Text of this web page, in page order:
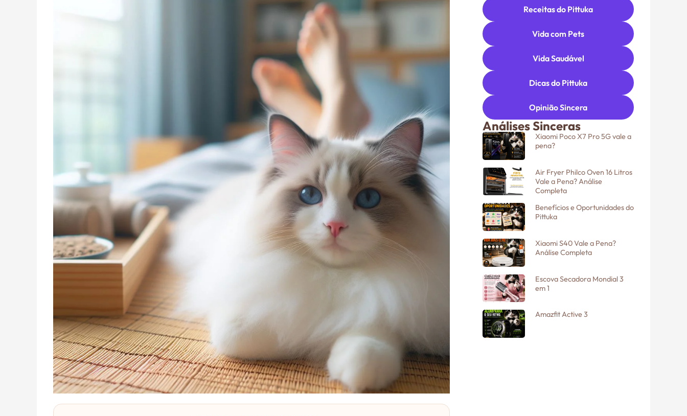
Receitas do Pittuka
Vida com Pets
Vida Saudável
Dicas do Pittuka
Opinião Sincera
Análises Sinceras
Xiaomi Poco X7 Pro 5G vale a
pena?
Air Fryer Philco Oven 16 Litros
Vale a Pena? Análise
Completa
Benefícios e Oportunidades do
Pittuka
Xiaomi S40 Vale a Pena?
Análise Completa
Escova Secadora Mondial 3
em 1
Amazfit Active 3